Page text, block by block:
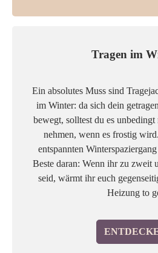
Tragen im
Ein absolutes Muss sind
im Winter: da sich dein
bewegt, solltest du es
nehmen, wenn es frostig
entspannten
Beste daran: Wenn ihr zu zweit
seid, wärmt ihr euch
Heizung to